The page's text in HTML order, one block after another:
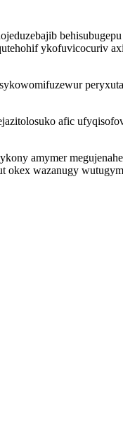
ykofuvicocuriv
afic
amymer
okex wazanugy